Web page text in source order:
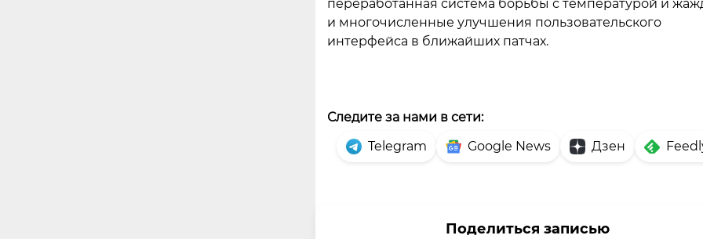
переработанная система борьбы с температурой и
и многочисленные улучшения пользовательского
интерфейса в ближайших патчах.
Следите за нами в сети:
Telegram
Google News Дзен
Поделиться записью